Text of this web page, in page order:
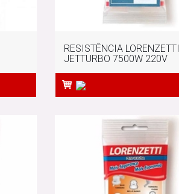
RESISTÊNCIA LORENZETTI
JETTURBO 7500W 220V